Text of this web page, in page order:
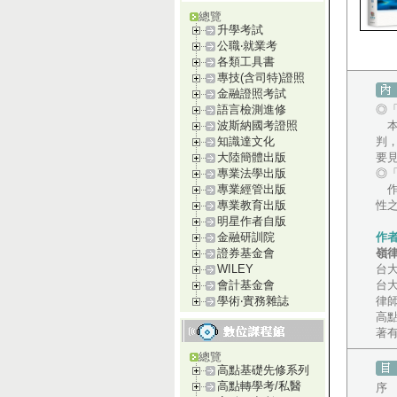
總覽
升學考試
公職‧就業考
各類工具書
專技(含司特)證照
金融證照考試
語言檢測進修
波斯納國考證照
知識達文化
大陸簡體出版
專業法學出版
專業經管出版
專業教育出版
明星作者自版
金融研訓院
證券基金會
WILEY
會計基金會
學術‧實務雜誌
總覽
高點基礎先修系列
高點轉學考/私醫
◎「
本
判
要
◎「
作
性
作
嶺
台
台
律
高
著
序